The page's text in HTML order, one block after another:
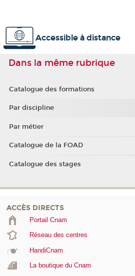
Accessible à distance
Dans la même rubrique
Catalogue des formations
Par discipline
Par métier
Catalogue de la FOAD
Catalogue des stages
ACCÈS DIRECTS
Portail Cnam
Réseau des centres
HandiCnam
La boutique du Cnam